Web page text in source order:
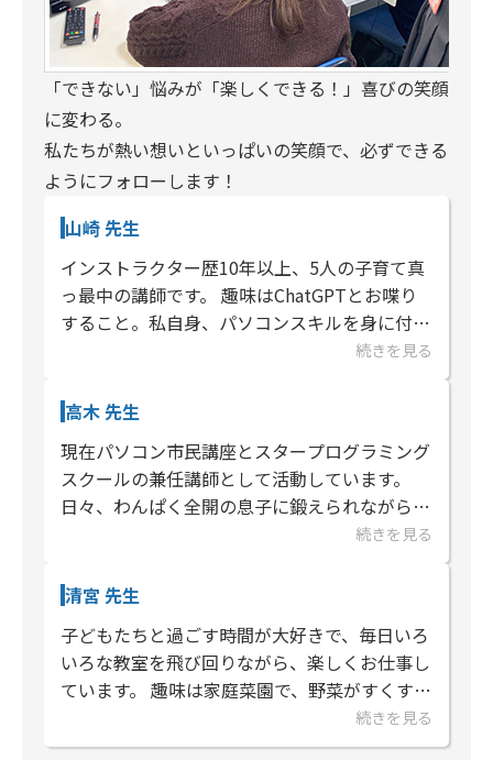
「できない」悩みが「楽しくできる！」喜びの笑顔
に変わる。
私たちが熱い想いといっぱいの笑顔で、必ずできる
ようにフォローします！
山崎 先生
インストラクター歴10年以上、5人の子育て真
っ最中の講師です。 趣味はChatGPTとお喋り
すること。私自身、パソコンスキルを身に付け
たことによって、出来る事が増え世界が広がり
続きを見る
高木 先生
現在パソコン市民講座とスタープログラミング
スクールの兼任講師として活動しています。
日々、わんぱく全開の息子に鍛えられながら
も、ちゃっかり元気をもらっている一児の母で
続きを見る
清宮 先生
子どもたちと過ごす時間が大好きで、毎日いろ
いろな教室を飛び回りながら、楽しくお仕事し
ています。 趣味は家庭菜園で、野菜がすくすく
育っていく様子を見るのが楽しみです。そして
甘いものが大好き！特にあ...
続きを見る